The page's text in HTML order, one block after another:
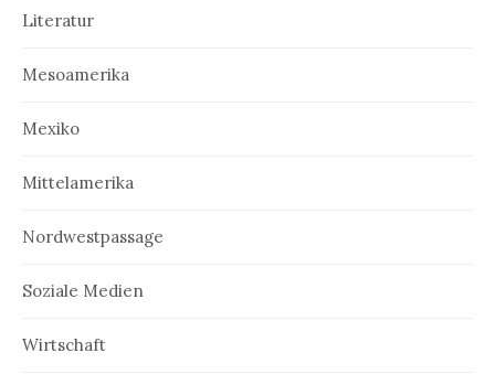
Literatur
Mesoamerika
Mexiko
Mittelamerika
Nordwestpassage
Soziale Medien
Wirtschaft